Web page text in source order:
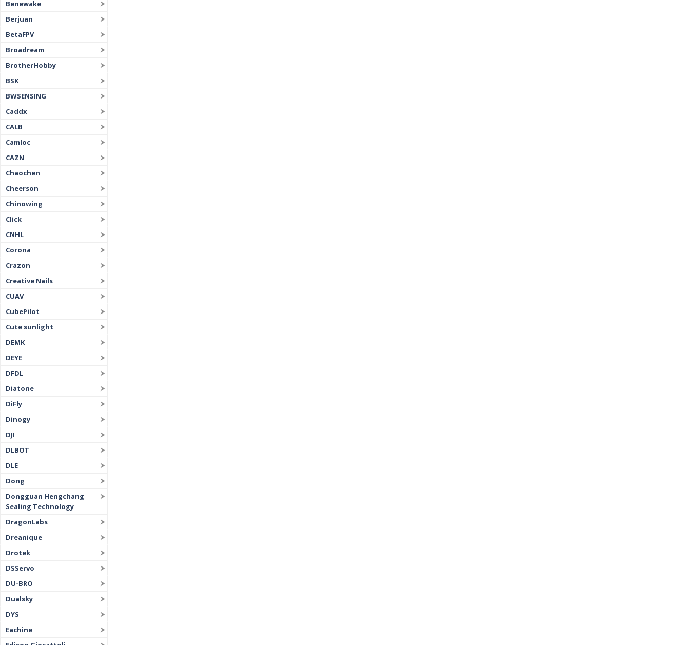
Benewake
Berjuan
BetaFPV
Broadream
BrotherHobby
BSK
BWSENSING
Caddx
CALB
Camloc
CAZN
Chaochen
Cheerson
Chinowing
Click
CNHL
Corona
Crazon
Creative Nails
CUAV
CubePilot
Cute sunlight
DEMK
DEYE
DFDL
Diatone
DiFly
Dinogy
DJI
DLBOT
DLE
Dong
Dongguan Hengchang
Sealing Technology
DragonLabs
Dreanique
Drotek
DSServo
DU-BRO
Dualsky
DYS
Eachine